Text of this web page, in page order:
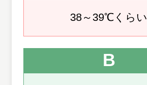
38～39℃くらい
B